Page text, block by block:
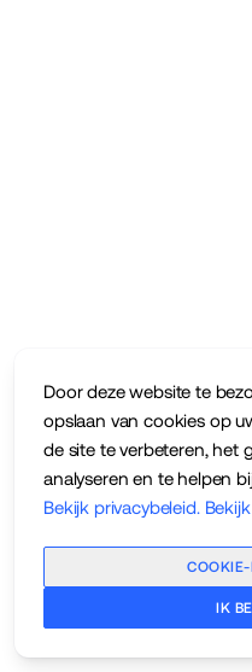
Door deze website te
opslaan van cookies op
de site te verbeteren, het
analyseren en te helpen
Bekijk privacybeleid.
COOKIE-
IK